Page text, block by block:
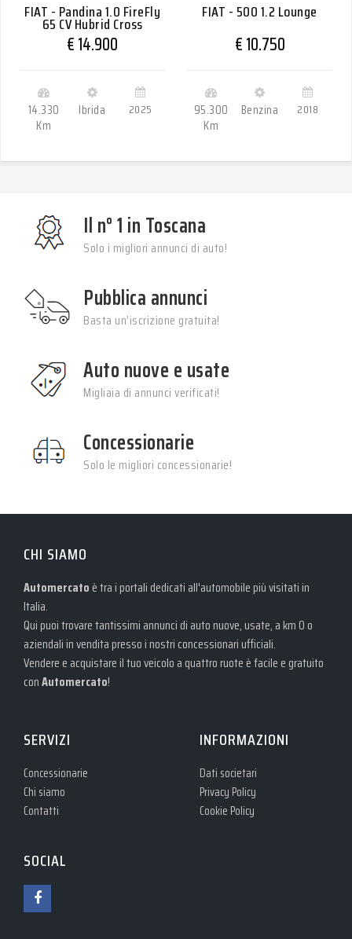
FIAT - Pandina 1.0 FireFly
65 CV Hybrid Cross
€ 14.900
14.330
Km
Ibrida 2025
FIAT - 500 1.2 Lounge
€ 10.750
95.300
Km
Benzina 2018
Il n° 1 in Toscana
Solo i migliori annunci di auto!
Pubblica annunci
Basta un’iscrizione gratuita!
Auto nuove e usate
Migliaia di annunci verificati!
Concessionarie
Solo le migliori concessionarie!
CHI SIAMO
Automercato è tra i portali dedicati all'automobile più visitati in
Italia.
Qui puoi trovare tantissimi annunci di auto nuove, usate, a km 0 o
aziendali in vendita presso i nostri concessionari ufficiali.
Vendere e acquistare il tuo veicolo a quattro ruote è facile e gratuito
conAutomercato!
SERVIZI
Concessionarie
Chi siamo
Contatti
INFORMAZIONI
Dati societari
Privacy Policy
Cookie Policy
SOCIAL